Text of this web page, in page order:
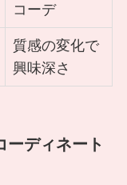
コーデ
質感の変化で
興味深さ
ーディネート